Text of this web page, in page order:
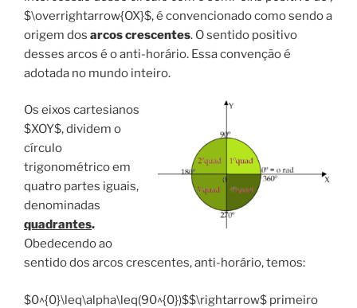
$\overrightarrow{OX}$, é convencionado como sendo a
origem dos arcos crescentes. O sentido positivo
desses arcos é o anti-horário. Essa convenção é
adotada no mundo inteiro.
Os eixos cartesianos
$XOY$, dividem o
círculo
trigonométrico em
quatro partes iguais,
denominadas
quadrantes.
Obedecendo ao
sentido dos arcos crescentes, anti-horário, temos:
$0^{0}\leq\alpha\leq(90^{0})$$\rightarrow$ primeiro